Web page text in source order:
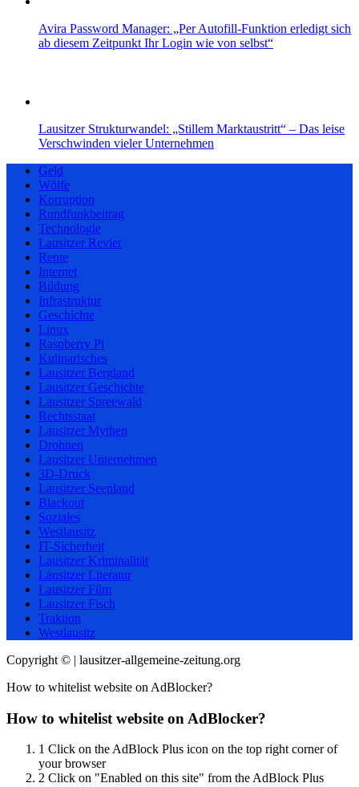
Avira Password Manager: „Per Autofill-Funktion erledigt sich
ab diesem Zeitpunkt Ihr Login wie von selbst“
Lausitzer Strukturwandel: „Stillem Marktaustritt“ – Das leise
Verschwinden vieler Unternehmen
Geld
Wölfe
Korruption
Rundfunkbeitrag
Technologie
Lausitzer Revier
Rente
Internet
Bildung
Infrastruktur
Geschichte
Linux
Raspberry Pi
Kulinarisches
Lausitzer Bergland
Lausitzer Geschichte
Lausitzer Spreewald
Rechtsstaat
Lausitzer Mythen
Drohnen
Lausitzer Unternehmen
3D-Druck
Lausitzer Seenland
Blackout
Soziales
Westlausitz
IT-Sicherheit
Lausitzer Kriminalität
Lausitzer Literatur
Lausitzer Film
Lausitzer Fisch
Traktion
Westlausitz
Copyright © | lausitzer-allgemeine-zeitung.org
How to whitelist website on AdBlocker?
How to whitelist website on AdBlocker?
1 Click on the AdBlock Plus icon on the top right corner of
your browser
2 Click on "Enabled on this site" from the AdBlock Plus